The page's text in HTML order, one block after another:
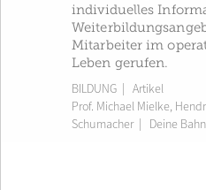
individuelles
Mitarbeiter im
Leben gerufen.
BILDUNG | Artikel
Prof. Michael Mielke,
Schumacher| Deine